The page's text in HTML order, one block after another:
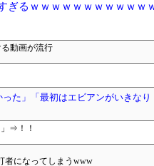
ぎるｗｗｗｗｗｗｗｗｗｗｗ
動画が流行
た」「最初はエビアンがいきなり
⇒！！
者になってしまうwww